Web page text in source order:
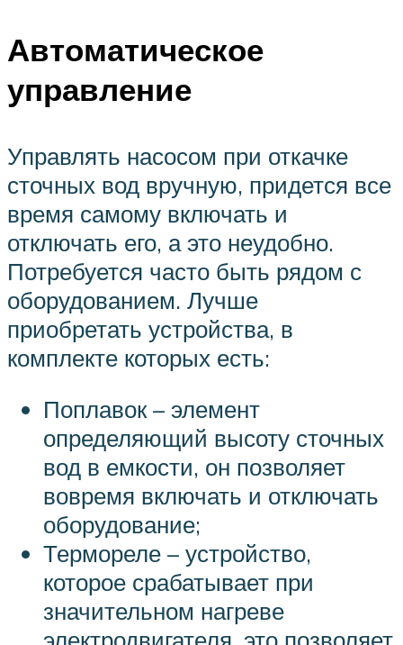
Автоматическое
управление
Управлять насосом при откачке
сточных вод вручную, придется все
время самому включать и
отключать его, а это неудобно.
Потребуется часто быть рядом с
оборудованием. Лучше
приобретать устройства, в
комплекте которых есть:
Поплавок – элемент
определяющий высоту сточных
вод в емкости, он позволяет
вовремя включать и отключать
оборудование;
Термореле – устройство,
которое срабатывает при
значительном нагреве